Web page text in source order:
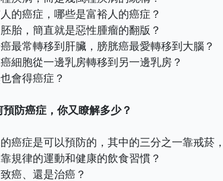
的癌症，哪些是富裕人的癌症？
胎，簡直就是惡性腫瘤的翻版？
最常轉移到肝臟，膀胱癌最愛轉移到大腦？
細胞從一邊乳房轉移到另一邊乳房？
會得癌症？
防癌症，你又瞭解多少？
癌症是可以預防的，其中的三分之一靠戒菸，
規律的運動和健康的飲食習慣？
癌、還是治癌？